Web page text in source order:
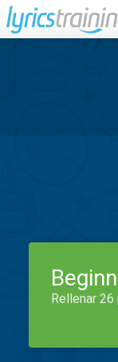
Rellenar